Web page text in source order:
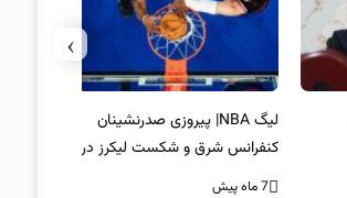
لیگ NBA| پیروزی صدرنشینان
کنفرانس شرق و شکست لیکرز در
غیاب جیمز
7 ماه پیش
›